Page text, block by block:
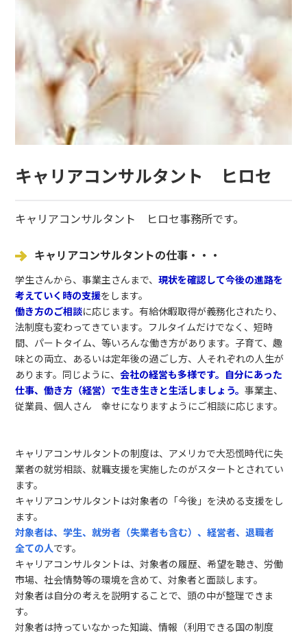
キャリアコンサルタント ヒロセ
キャリアコンサルタント ヒロセ事務所です。
キャリアコンサルタントの仕事・・・
学生さんから、事業主さんまで、現状を確認して今後の進路を
考えていく時の支援をします。
働き方のご相談に応じます。有給休暇取得が義務化されたり、
法制度も変わってきています。フルタイムだけでなく、短時
間、パートタイム、等いろんな働き方があります。子育て、趣
味との両立、あるいは定年後の過ごし方、人それぞれの人生が
あります。同じように、会社の経営も多様です。自分にあった
仕事、働き方（経営）で生き生きと生活しましょう。事業主、
従業員、個人さん 幸せになりますようにご相談に応じます。
キャリアコンサルタントの制度は、アメリカで大恐慌時代に失
業者の就労相談、就職支援を実施したのがスタートとされてい
ます。
キャリアコンサルタントは対象者の「今後」を決める支援をし
ます。
対象者は、学生、就労者（失業者も含む）、経営者、退職者
全ての人です。
キャリアコンサルタントは、対象者の履歴、希望を聴き、労働
市場、社会情勢等の環境を含めて、対象者と面談します。
対象者は自分の考えを説明することで、頭の中が整理できま
す。
対象者は持っていなかった知識、情報（利用できる国の制度